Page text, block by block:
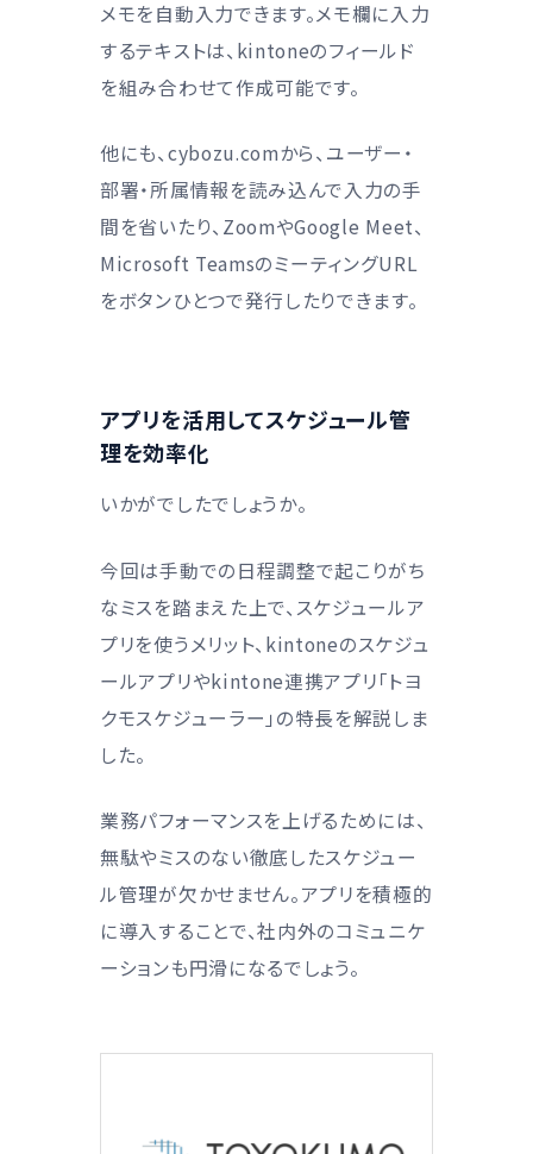
メモを自動入力できます。メモ欄に入力
するテキストは、kintoneのフィールド
を組み合わせて作成可能です。
他にも、cybozu.comから、ユーザー・
部署・所属情報を読み込んで入力の手
間を省いたり、ZoomやGoogle Meet、
Microsoft TeamsのミーティングURL
をボタンひとつで発行したりできます。
アプリを活用してスケジュール管
理を効率化
いかがでしたでしょうか。
今回は手動での日程調整で起こりがち
なミスを踏まえた上で、スケジュールア
プリを使うメリット、kintoneのスケジュ
ールアプリやkintone連携アプリ「トヨ
クモスケジューラー」の特長を解説しま
した。
業務パフォーマンスを上げるためには、
無駄やミスのない徹底したスケジュー
ル管理が欠かせません。アプリを積極的
に導入することで、社内外のコミュニケ
ーションも円滑になるでしょう。